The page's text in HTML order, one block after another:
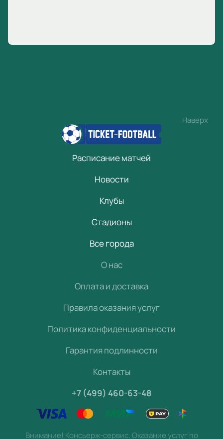
Наверх
Расписание матчей
Новости
Клубы
Стадионы
Все города
О нас
Оплата и доставка
Правила оказания услуг
Политика конфиденциальности
Гарантия подлинности
Контакты
+7 (499) 460-63-48
Внимание! Консьерж-сервис. Оказание услуг по